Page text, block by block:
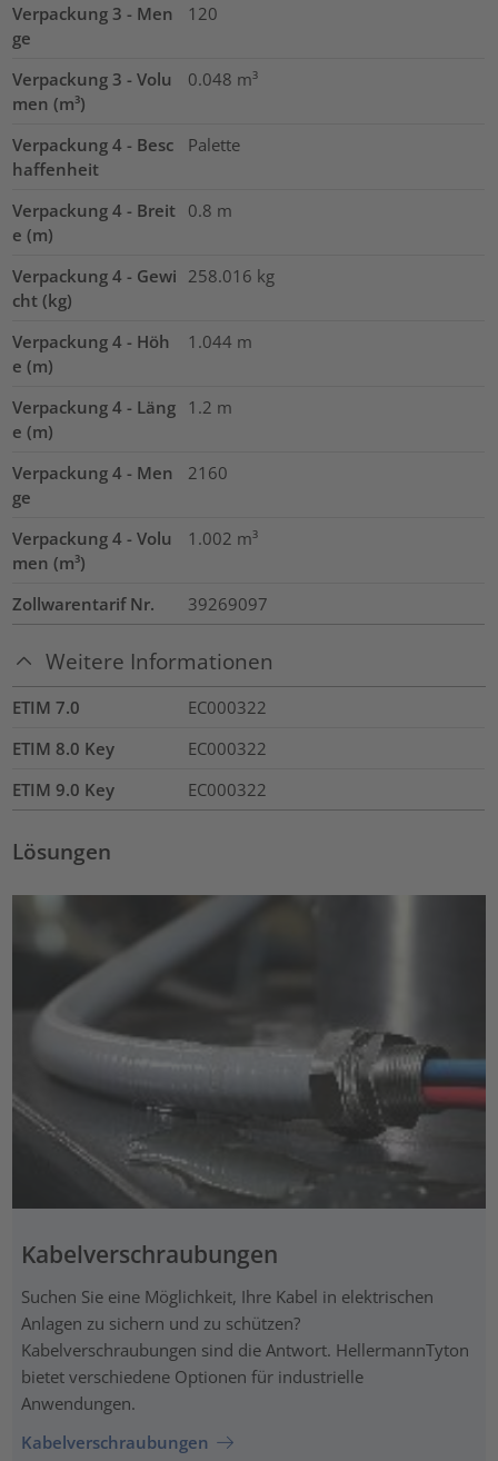
Verpackung 3 - Men
ge
120
Verpackung 3 - Volu
men (m³)
0.048 m³
Verpackung 4 - Besc
haffenheit
Palette
Verpackung 4 - Breit
e (m)
0.8 m
Verpackung 4 - Gewi
cht (kg)
258.016 kg
Verpackung 4 - Höh
e (m)
1.044 m
Verpackung 4 - Läng
e (m)
1.2 m
Verpackung 4 - Men
ge
2160
Verpackung 4 - Volu
men (m³)
1.002 m³
Zollwarentarif Nr. 39269097
Weitere Informationen
ETIM 7.0
EC000322
ETIM 8.0 Key
EC000322
ETIM 9.0 Key
EC000322
Lösungen
Kabelverschraubungen
Suchen Sie eine Möglichkeit, Ihre Kabel in elektrischen
Anlagen zu sichern und zu schützen?
Kabelverschraubungen sind die Antwort. HellermannTyton
bietet verschiedene Optionen für industrielle
Anwendungen.
Kabelverschraubungen